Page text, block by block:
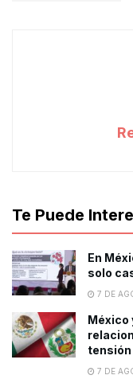
Te Puede
En
solo
7 DE
México
tensión
7 DE